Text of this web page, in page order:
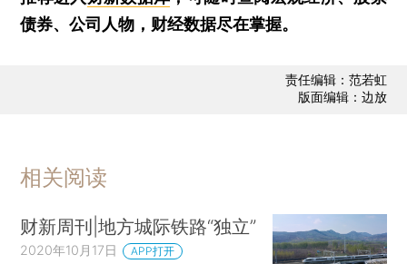
债券、公司人物，财经数据尽在掌握。
责任编辑：范若虹
版面编辑：边放
相关阅读
财新周刊|地方城际铁路“独立”
2020年10月17日 APP打开